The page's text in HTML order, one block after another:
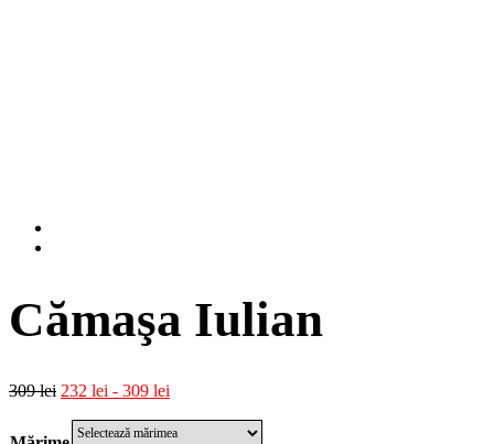
Cămaşa Iulian
309lei 232 lei - 309 lei